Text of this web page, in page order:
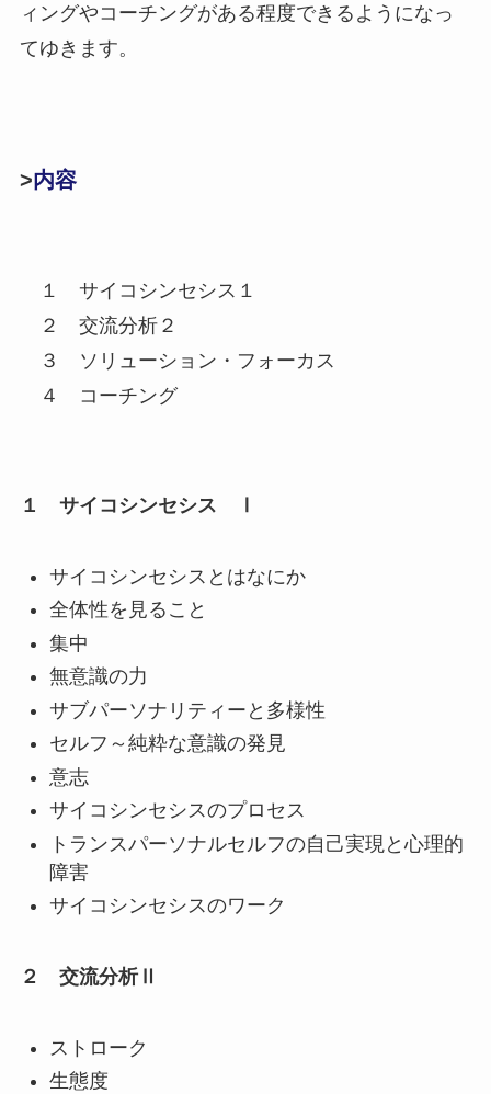
ィングやコーチングがある程度できるようになっ
てゆきます。
>内容
１ サイコシンセシス１
２ 交流分析２
３ ソリューション・フォーカス
４ コーチング
１ サイコシンセシス Ⅰ
サイコシンセシスとはなにか
全体性を見ること
集中
無意識の力
サブパーソナリティーと多様性
セルフ～純粋な意識の発見
意志
サイコシンセシスのプロセス
トランスパーソナルセルフの自己実現と心理的
障害
サイコシンセシスのワーク
２ 交流分析Ⅱ
ストローク
生態度